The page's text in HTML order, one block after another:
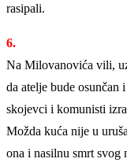
rasipali.
6.
Na Milovanovića vili,
da atelje bude
skojevci i komunisti
Možda kuća nije u
ona i nasilnu smrt svog